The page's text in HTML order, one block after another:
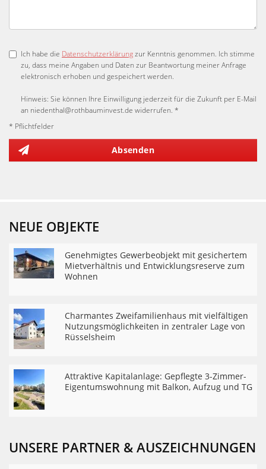
Ich habe die Datenschutzerklärungzur Kenntnis genommen. Ich stimme
zu, dass meine Angaben und Daten zur Beantwortung meiner Anfrage
elektronisch erhoben und gespeichert werden.
Hinweis: Sie können Ihre Einwilligung jederzeit für die Zukunft per E-Mail
an niedenthal@rothbauminvest.de widerrufen. *
* Pflichtfelder
Absenden
NEUE OBJEKTE
Genehmigtes Gewerbeobjekt mit gesichertem
Mietverhältnis und Entwicklungsreserve zum
Wohnen
Charmantes Zweifamilienhaus mit vielfältigen
Nutzungsmöglichkeiten in zentraler Lage von
Rüsselsheim
Attraktive Kapitalanlage: Gepflegte 3-Zimmer-
Eigentumswohnung mit Balkon, Aufzug und TG
UNSERE PARTNER & AUSZEICHNUNGEN